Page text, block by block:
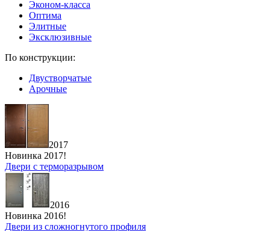
Эконом-класса
Оптима
Элитные
Эксклюзивные
По конструкции:
Двустворчатые
Арочные
2017
Новинка 2017!
Двери с терморазрывом
2016
Новинка 2016!
Двери из сложногнутого профиля